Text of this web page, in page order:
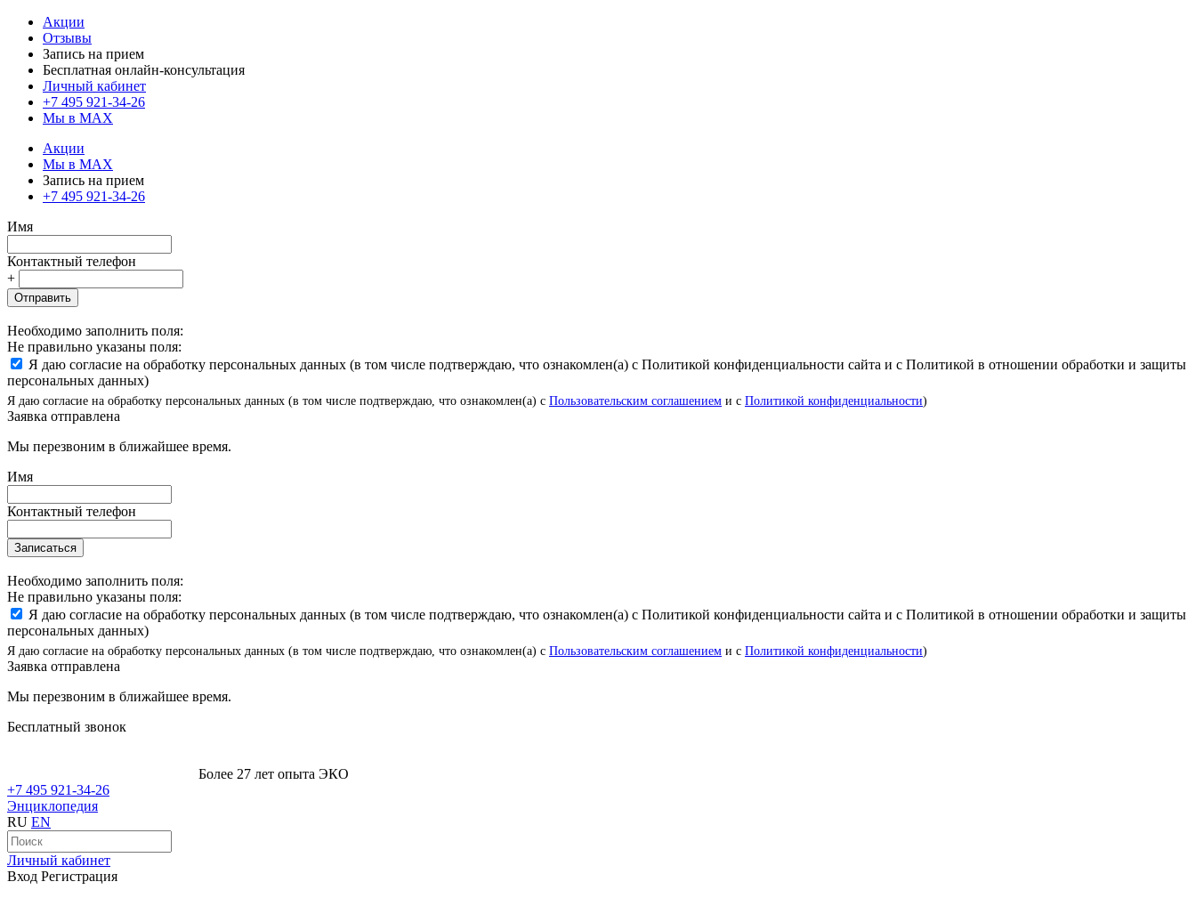
Акции
Отзывы
Запись на прием
Бесплатная онлайн-консультация
Личный кабинет
+7 495 921-34-26
Мы в MAX
Акции
Мы в MAX
Запись на прием
+7 495 921-34-26
Имя
Контактный телефон
+
Отправить
Необходимо заполнить поля:
Не правильно указаны поля:
Я даю согласие на обработку персональных данных (в том числе подтверждаю, что ознакомлен(а) с Политикой конфиденциальности сайта и с Политикой в отношении обработки и защиты
персональных данных)
Я даю согласие на обработку персональных данных (в том числе подтверждаю, что ознакомлен(а) с Пользовательским соглашением и с Политикой конфиденциальности)
Заявка отправлена
Мы перезвоним в ближайшее время.
Имя
Контактный телефон
Записаться
Необходимо заполнить поля:
Не правильно указаны поля:
Я даю согласие на обработку персональных данных (в том числе подтверждаю, что ознакомлен(а) с Политикой конфиденциальности сайта и с Политикой в отношении обработки и защиты
персональных данных)
Я даю согласие на обработку персональных данных (в том числе подтверждаю, что ознакомлен(а) с Пользовательским соглашением и с Политикой конфиденциальности)
Заявка отправлена
Мы перезвоним в ближайшее время.
Бесплатный звонок
Более 27 лет опыта ЭКО
+7 495 921-34-26
Энциклопедия
RU EN
Личный кабинет
Вход Регистрация